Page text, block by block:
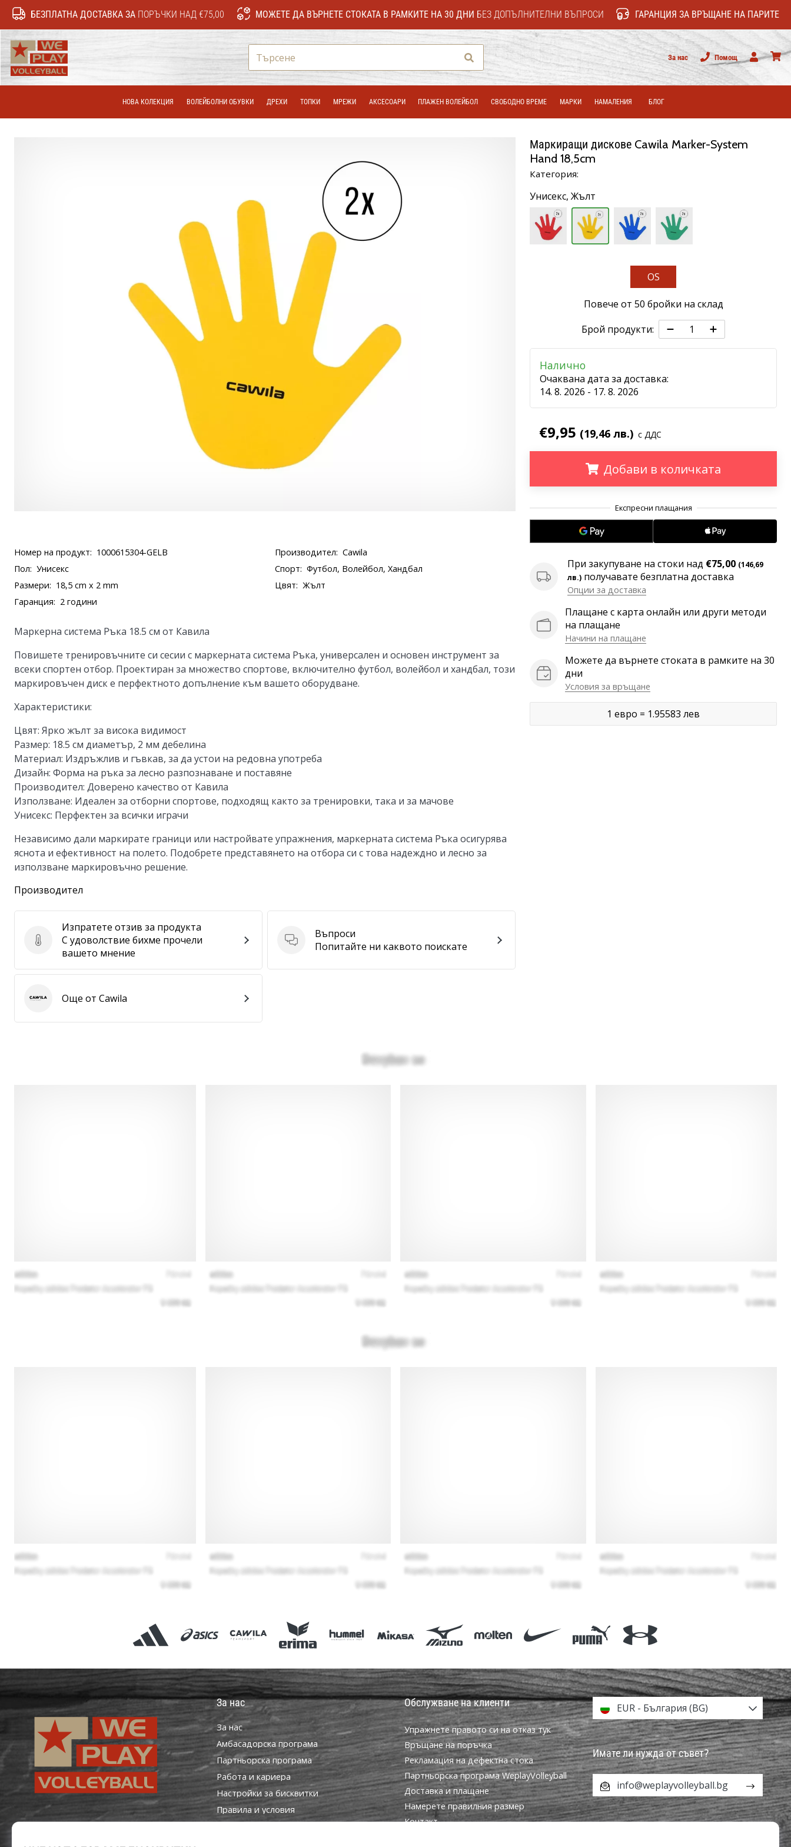
БЕЗПЛАТНА ДОСТАВКА ЗА ПОРЪЧКИ НАД €75,00 МОЖЕТЕ ДА ВЪРНЕТЕ СТОКАТА В РАМКИТЕ НА 30 ДНИ БЕЗ ДОПЪЛНИТЕЛНИ ВЪПРОСИ ГАРАНЦИЯ ЗА ВРЪЩАНЕ НА ПАРИТЕ
Търсене За нас
Помощ
Потребител
НОВА КОЛЕКЦИЯ ВОЛЕЙБОЛНИ ОБУВКИ ДРЕХИ ТОПКИ МРЕЖИ АКСЕСОАРИ ПЛАЖЕН ВОЛЕЙБОЛ СВОБОДНО ВРЕМЕ МАРКИ НАМАЛЕНИЯ БЛОГ
Маркиращи дискове Cawila Marker-System
Hand 18,5cm
Категория:
Унисекс, Жълт
OS
Повече от 50 бройки на склад
Брой продукти:
Налично
Очаквана дата за доставка:
14. 8. 2026 - 17. 8. 2026
€9,95 (19,46 лв.) с ДДС
Добави в количката
При закупуване на стоки над €75,00 (146,69
лв.) получавате безплатна доставка
Опции за доставка
Плащане с карта онлайн или други методи
на плащане
Начини на плащане
Можете да върнете стоката в рамките на 30
дни
Условия за връщане
1 евро = 1.95583 лев
Номер на продукт: 1000615304-GELB Производител: Cawila
Пол: Унисекс Спорт: Футбол, Волейбол, Хандбал
Размери: 18,5 cm x 2 mm Цвят: Жълт
Гаранция: 2 години
Маркерна система Ръка 18.5 см от Кавила
Повишете тренировъчните си сесии с маркерната система Ръка, универсален и основен инструмент за
всеки спортен отбор. Проектиран за множество спортове, включително футбол, волейбол и хандбал, този
маркировъчен диск е перфектното допълнение към вашето оборудване.
Характеристики:
Цвят: Ярко жълт за висока видимост
Размер: 18.5 см диаметър, 2 мм дебелина
Материал: Издръжлив и гъвкав, за да устои на редовна употреба
Дизайн: Форма на ръка за лесно разпознаване и поставяне
Производител: Доверено качество от Кавила
Използване: Идеален за отборни спортове, подходящ както за тренировки, така и за мачове
Унисекс: Перфектен за всички играчи
Независимо дали маркирате граници или настройвате упражнения, маркерната система Ръка осигурява
яснота и ефективност на полето. Подобрете представянето на отбора си с това надеждно и лесно за
използване маркировъчно решение.
Производител
Изпратете отзив за продукта
Изпратете отзив за продукта
С удоволствие бихме прочели
вашето мнение
Въпроси
Въпроси
Попитайте ни каквото поискате
CawilaОще от Cawila
WePlayVolleyball.bg
За нас
За нас
Aмбасадорска програма
Партньорска програма
Работа и кариера
Настройки за бисквитки
Правила и условия
Обслужване на клиенти
Упражнете правото си на отказ тук
Връщане на поръчка
Рекламация на дефектна стока
Партньорска програма WeplayVolleyball
Доставка и плащане
Намерете правилния размер
Контакт
EUR - България (BG)
Имате ли нужда от съвет?
info@weplayvolleyball.bg